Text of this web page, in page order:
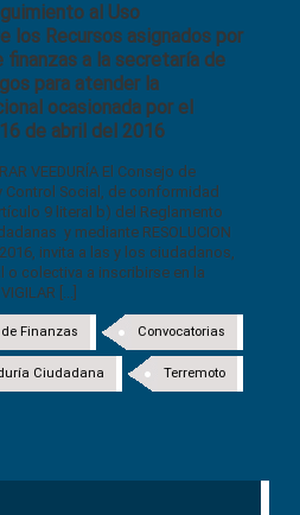
al Uso
los Recursos asignados por
a la secretaría de
para atender la
ocasionada por el
de abril del 2016
VEEDURÍA El Consejo de
Control Social, de conformidad
9 literal b) del Reglamento
y mediante RESOLUCION
2016, invita a las y los ciudadanos,
o colectiva a inscribirse en la
[...]
Convocatorias
Finanzas
Terremoto
Ciudadana